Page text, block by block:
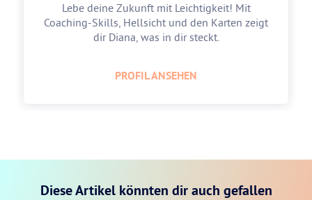
Lebe deine Zukunft mit Leichtigkeit! Mit
Coaching-Skills, Hellsicht und den Karten zeigt
dir Diana, was in dir steckt.
PROFIL ANSEHEN
Diese Artikel könnten dir auch gefallen